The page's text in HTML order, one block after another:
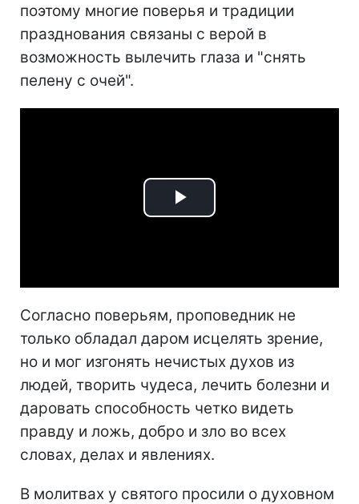
поэтому многие поверья и традиции
празднования связаны с верой в
возможность вылечить глаза и "снять
пелену с очей".
Play
Согласно поверьям, проповедник не
только обладал даром исцелять зрение,
но и мог изгонять нечистых духов из
людей, творить чудеса, лечить болезни и
даровать способность четко видеть
правду и ложь, добро и зло во всех
словах, делах и явлениях.
В молитвах у святого просили о духовном